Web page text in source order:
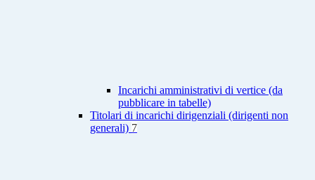
Incarichi amministrativi di vertice (da
pubblicare in tabelle)
Titolari di incarichi dirigenziali (dirigenti non
generali) 7